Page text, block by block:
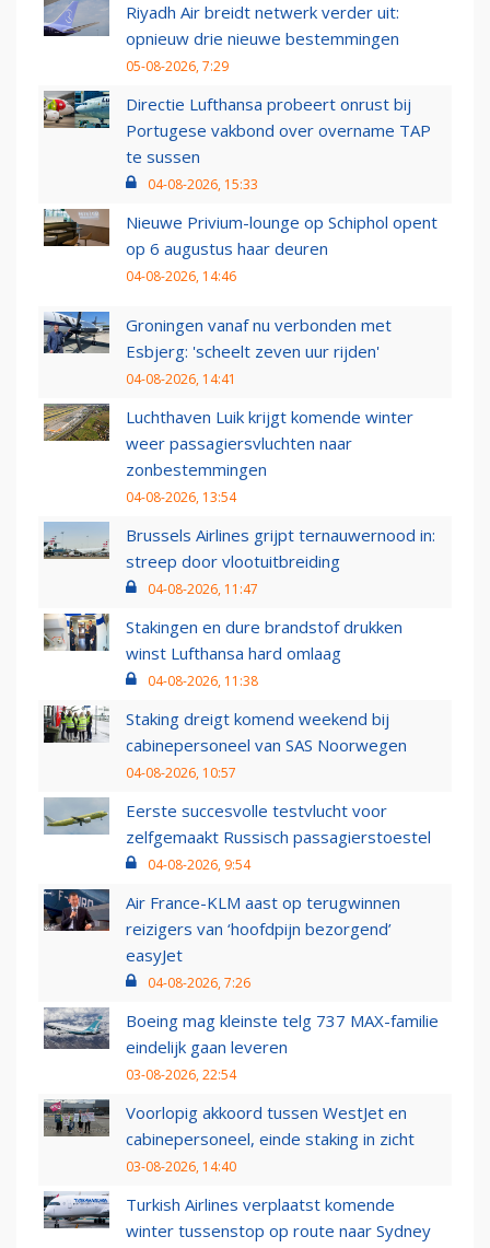
Riyadh Air breidt netwerk verder uit:
opnieuw drie nieuwe bestemmingen
05-08-2026, 7:29
Directie Lufthansa probeert onrust bij
Portugese vakbond over overname TAP
te sussen
04-08-2026, 15:33
Nieuwe Privium-lounge op Schiphol opent
op 6 augustus haar deuren
04-08-2026, 14:46
Groningen vanaf nu verbonden met
Esbjerg: 'scheelt zeven uur rijden'
04-08-2026, 14:41
Luchthaven Luik krijgt komende winter
weer passagiersvluchten naar
zonbestemmingen
04-08-2026, 13:54
Brussels Airlines grijpt ternauwernood in:
streep door vlootuitbreiding
04-08-2026, 11:47
Stakingen en dure brandstof drukken
winst Lufthansa hard omlaag
04-08-2026, 11:38
Staking dreigt komend weekend bij
cabinepersoneel van SAS Noorwegen
04-08-2026, 10:57
Eerste succesvolle testvlucht voor
zelfgemaakt Russisch passagierstoestel
04-08-2026, 9:54
Air France-KLM aast op terugwinnen
reizigers van ‘hoofdpijn bezorgend’
easyJet
04-08-2026, 7:26
Boeing mag kleinste telg 737 MAX-familie
eindelijk gaan leveren
03-08-2026, 22:54
Voorlopig akkoord tussen WestJet en
cabinepersoneel, einde staking in zicht
03-08-2026, 14:40
Turkish Airlines verplaatst komende
winter tussenstop op route naar Sydney